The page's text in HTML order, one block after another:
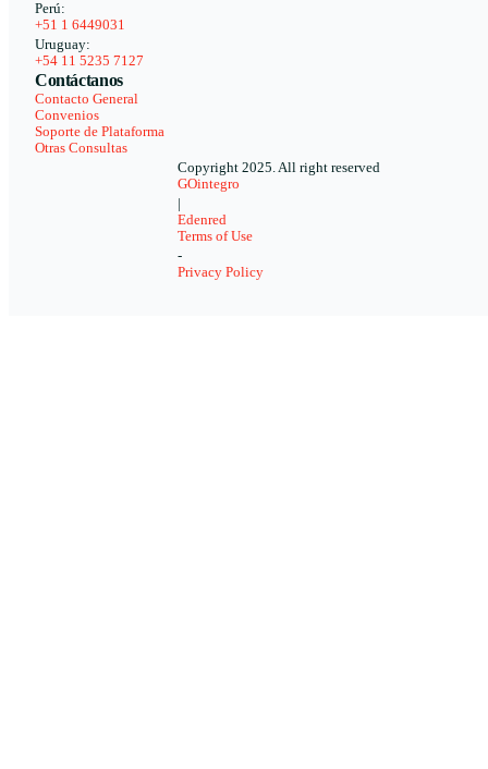
Perú:
+51 1 6449031
Uruguay:
+54 11 5235 7127
Contáctanos
Contacto General
Convenios
Soporte de Plataforma
Otras Consultas
Copyright 2025. All right reserved
GOintegro
Edenred
Terms of Use
-
Privacy Policy